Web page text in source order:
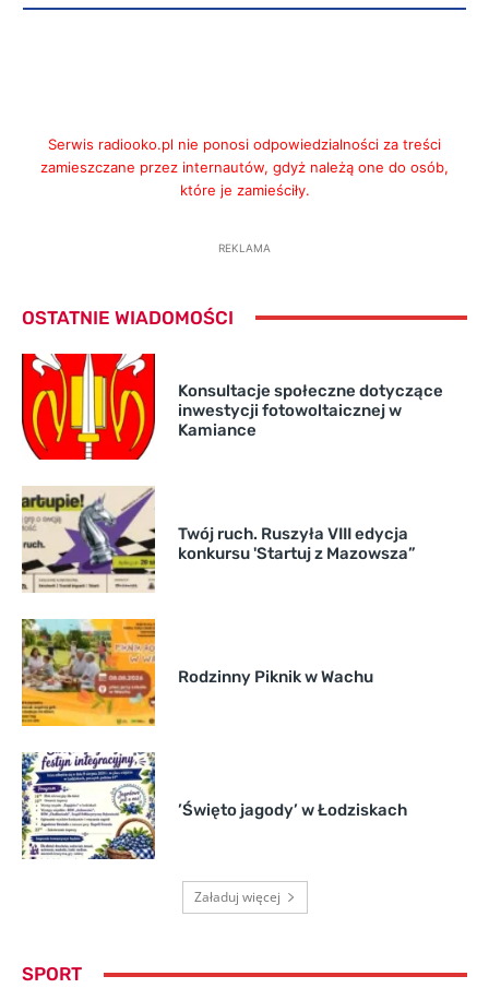
Serwis radiooko.pl nie ponosi odpowiedzialności za treści
zamieszczane przez internautów, gdyż należą one do osób,
które je zamieściły.
REKLAMA
OSTATNIE WIADOMOŚCI
Konsultacje społeczne dotyczące
inwestycji fotowoltaicznej w
Kamiance
Twój ruch. Ruszyła VIII edycja
konkursu 'Startuj z Mazowsza”
Rodzinny Piknik w Wachu
’Święto jagody’ w Łodziskach
Załaduj więcej
SPORT